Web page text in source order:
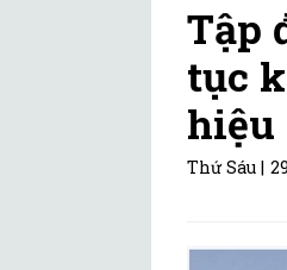
Tập
tục
hiệu
Thứ Sáu |